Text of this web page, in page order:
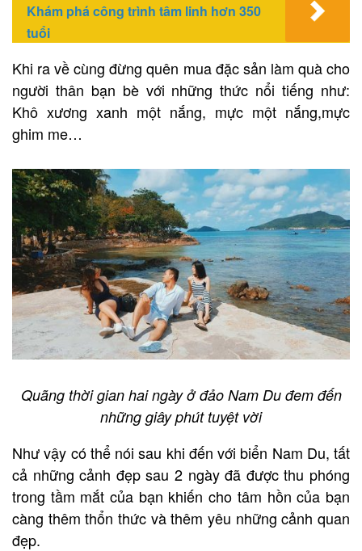
Khám phá công trình tâm linh hơn 350
tuổi
Khi ra về cùng đừng quên mua đặc sản làm quà cho
người thân bạn bè với những thức nổi tiếng như:
Khô xương xanh một nắng, mực một nắng,mực
ghim me…
Quãng thời gian hai ngày ở đảo Nam Du đem đến
những giây phút tuyệt vời
Như vậy có thể nói sau khi đến với biển Nam Du, tất
cả những cảnh đẹp sau 2 ngày đã được thu phóng
trong tầm mắt của bạn khiến cho tâm hồn của bạn
càng thêm thổn thức và thêm yêu những cảnh quan
đẹp.